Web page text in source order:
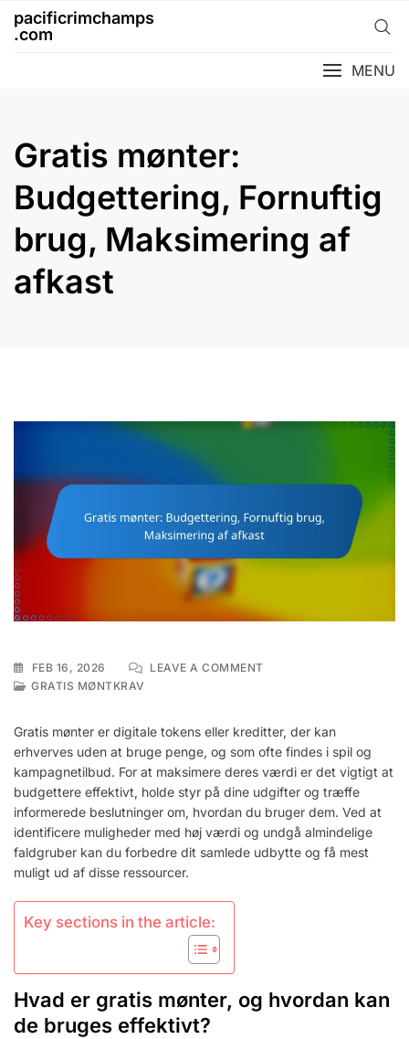
pacificrimchamps
.com
MENU
Gratis mønter:
Budgettering, Fornuftig
brug, Maksimering af
afkast
FEB 16, 2026 LEAVE A COMMENTON
FORNUFTIG
BRUG,
MAKSIMERING
AF
AFKAST
GRATIS MØNTKRAV
Gratis mønter er digitale tokens eller kreditter, der kan
erhverves uden at bruge penge, og som ofte findes i spil og
kampagnetilbud. For at maksimere deres værdi er det vigtigt at
budgettere effektivt, holde styr på dine udgifter og træffe
informerede beslutninger om, hvordan du bruger dem. Ved at
identificere muligheder med høj værdi og undgå almindelige
faldgruber kan du forbedre dit samlede udbytte og få mest
muligt ud af disse ressourcer.
Key sections in the article:
Hvad er gratis mønter, og hvordan kan
de bruges effektivt?